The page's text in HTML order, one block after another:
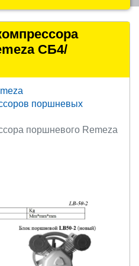
СБ4/
поршневых
поршневого Remeza